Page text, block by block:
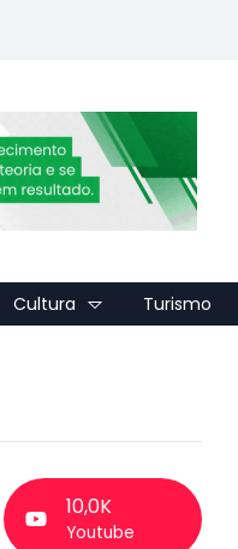
Cultura Turismo
10,0K
Youtube